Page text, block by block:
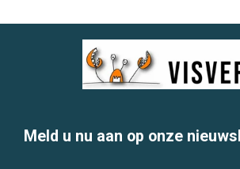
Meld u nu aan op onze